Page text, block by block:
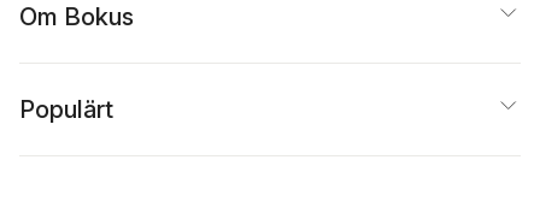
Om Bokus
Populärt